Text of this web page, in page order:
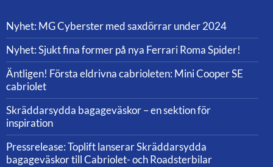
Nyhet: MG Cyberster med saxdörrar under 2024
Nyhet: Sjukt fina former på nya Ferrari Roma Spider!
Äntligen! Första eldrivna cabrioleten: Mini Cooper SE
cabriolet
Skräddarsydda bagageväskor – en sektion för
inspiration
Pressrelease: Toplift lanserar Skräddarsydda
bagageväskor till Cabriolet- och Roadsterbilar